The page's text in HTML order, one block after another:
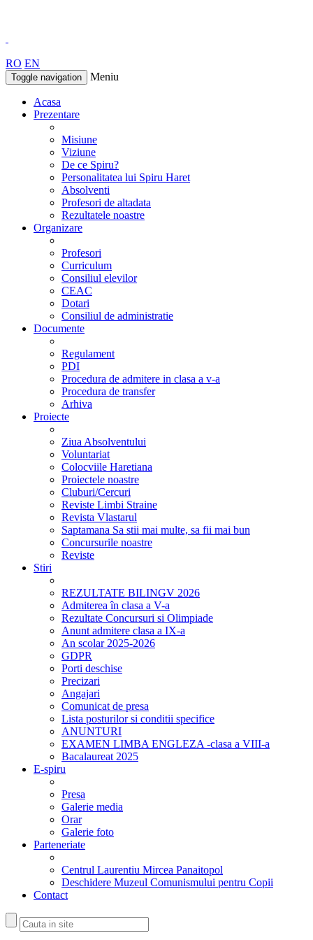
RO EN
Toggle navigation Meniu
Acasa
Prezentare
Misiune
Viziune
De ce Spiru?
Personalitatea lui Spiru Haret
Absolventi
Profesori de altadata
Rezultatele noastre
Organizare
Profesori
Curriculum
Consiliul elevilor
CEAC
Dotari
Consiliul de administratie
Documente
Regulament
PDI
Procedura de admitere in clasa a v-a
Procedura de transfer
Arhiva
Proiecte
Ziua Absolventului
Voluntariat
Colocviile Haretiana
Proiectele noastre
Cluburi/Cercuri
Reviste Limbi Straine
Revista Vlastarul
Saptamana Sa stii mai multe, sa fii mai bun
Concursurile noastre
Reviste
Stiri
REZULTATE BILINGV 2026
Admiterea în clasa a V-a
Rezultate Concursuri si Olimpiade
Anunt admitere clasa a IX-a
An scolar 2025-2026
GDPR
Porti deschise
Precizari
Angajari
Comunicat de presa
Lista posturilor si conditii specifice
ANUNTURI
EXAMEN LIMBA ENGLEZA -clasa a VIII-a
Bacalaureat 2025
E-spiru
Presa
Galerie media
Orar
Galerie foto
Parteneriate
Centrul Laurentiu Mircea Panaitopol
Deschidere Muzeul Comunismului pentru Copii
Contact